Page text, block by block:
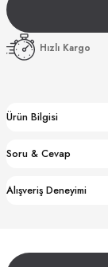
Hızlı Kargo
Ürün Bilgisi
Soru & Cevap
Alışveriş Deneyimi